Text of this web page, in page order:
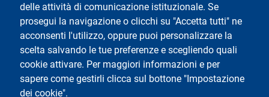
delle attività di comunicazione istituzionale. Se
prosegui la navigazione o clicchi su "Accetta tutti" ne
acconsenti l'utilizzo, oppure puoi personalizzare la
scelta salvando le tue preferenze e scegliendo quali
cookie attivare. Per maggiori informazioni e per
sapere come gestirli clicca sul bottone "Impostazione
dei cookie".
Testo
Università degli Studi di Milano
Via Festa del Perdono 7 - 20122 Milano
Tel: +39 02 5032 5032
InformaStudenti
Posta Elettronica Certificata
C.F. 80012650158 - P.I. 03064870151
Codice LEI